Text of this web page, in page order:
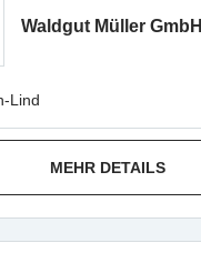
Waldgut Müller GmbH
Lind
MEHR DETAILS